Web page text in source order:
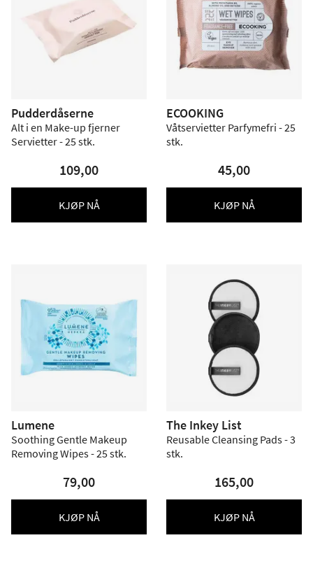
Pudderdåserne
Alt i en Make-up fjerner
Servietter - 25 stk.
109,00
KJØP NÅ
ECOOKING
Våtservietter Parfymefri - 25
stk.
45,00
KJØP NÅ
Lumene
Soothing Gentle Makeup
Removing Wipes - 25 stk.
79,00
KJØP NÅ
The Inkey List
Reusable Cleansing Pads - 3
stk.
165,00
KJØP NÅ